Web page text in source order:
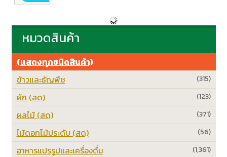
หมวดสินค้า
(แสดงทุกชนิดสินค้า)
(315)
ข้าวและธัญพืช
(123)
ผัก (สด)
(371)
ผลไม้ (สด)
(56)
ไม้ดอกไม้ประดับ (สด)
(1,361)
อาหารแปรรูปและเครื่องดื่ม